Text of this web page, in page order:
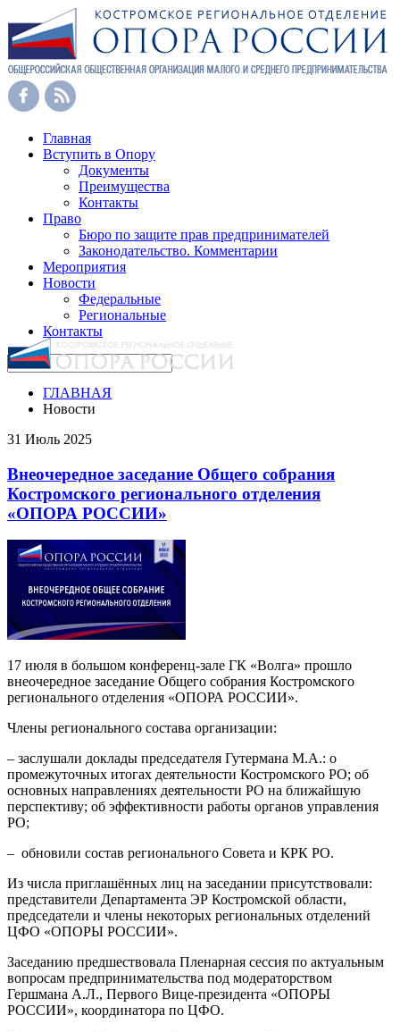
Главная
Вступить в Опору
Документы
Преимущества
Контакты
Право
Бюро по защите прав предпринимателей
Законодательство. Комментарии
Мероприятия
Новости
Федеральные
Региональные
Контакты
ГЛАВНАЯ
Новости
31 Июль 2025
Внеочередное заседание Общего собрания
Костромского регионального отделения
«ОПОРА РОССИИ»
17 июля в большом конференц-зале ГК «Волга» прошло
внеочередное заседание Общего собрания Костромского
регионального отделения «ОПОРА РОССИИ».
Члены регионального состава организации:
– заслушали доклады председателя Гутермана М.А.: о
промежуточных итогах деятельности Костромского РО; об
основных направлениях деятельности РО на ближайшую
перспективу; об эффективности работы органов управления
РО;
– обновили состав регионального Совета и КРК РО.
Из числа приглашённых лиц на заседании присутствовали:
представители Департамента ЭР Костромской области,
председатели и члены некоторых региональных отделений
ЦФО «ОПОРЫ РОССИИ».
Заседанию предшествовала Пленарная сессия по актуальным
вопросам предпринимательства под модераторством
Гершмана А.Л., Первого Вице-президента «ОПОРЫ
РОССИИ», координатора по ЦФО.